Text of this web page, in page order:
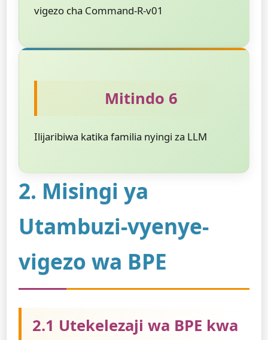
vigezo cha Command-R-v01
Mitindo 6
Ilijaribiwa katika familia nyingi za LLM
2. Misingi ya
Utambuzi-vyenye-
vigezo wa BPE
2.1 Utekelezaji wa BPE kwa